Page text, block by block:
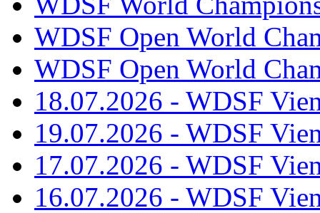
WDSF Open World
WDSF Open World
18.07.2026 - WDSF
19.07.2026 - WDSF
17.07.2026 - WDSF
16.07.2026 - WDSF